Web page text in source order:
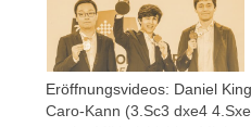
Eröffnungsvideos: Daniel
Caro-Kann (3.Sc3 dxe4